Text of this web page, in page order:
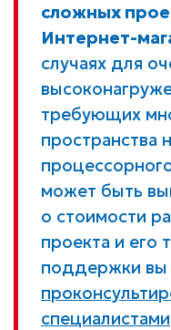
сложных
Интернет-
случаях для
требующих
пространства
может быть
о стоимости
проекта и его
поддержки
специалистами